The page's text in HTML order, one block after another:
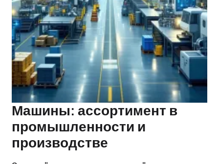
Машины: ассортимент в
промышленности и
производстве